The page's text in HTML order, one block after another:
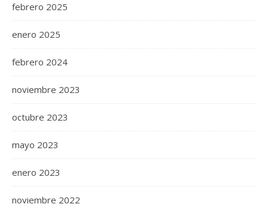
febrero 2025
enero 2025
febrero 2024
noviembre 2023
octubre 2023
mayo 2023
enero 2023
noviembre 2022